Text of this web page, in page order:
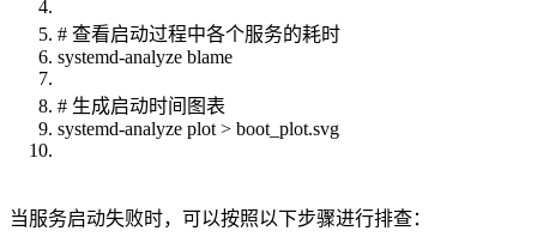
# 查看启动过程中各个服务的耗时
systemd-analyze blame
# 生成启动时间图表
systemd-analyze plot > boot_plot.svg
当服务启动失败时，可以按照以下步骤进行排查：